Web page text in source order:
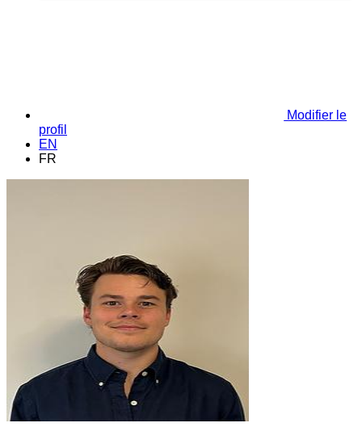
Modifier le
profil
EN
FR